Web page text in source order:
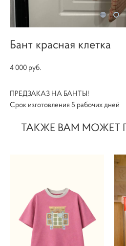
Бант красная клетка
4 000 pуб.
ПРЕДЗАКАЗ НА БАНТЫ!
Срок изготовления 5 рабочих дней
ТАКЖЕ ВАМ МОЖЕТ